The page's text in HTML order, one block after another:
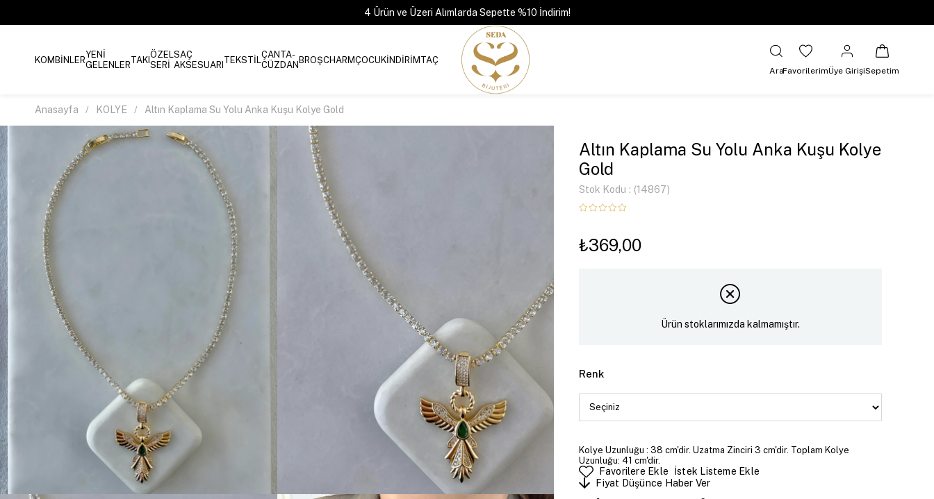
4 Ürün ve Üzeri Alımlarda Sepette %10 İndirim!
KOMBİNLERYENİ
GELENLERTAKIÖZEL
SERİ
SAÇ
AKSESUARI TEKSTİLÇANTA-
CÜZDANBROŞCHARMÇOCUKİNDİRİMTAÇ
AraFavorilerimÜye GirişiSepetim
Anasayfa KOLYE Altın Kaplama Su Yolu Anka Kuşu Kolye Gold
Altın Kaplama Su Yolu Anka Kuşu Kolye
Gold
Stok Kodu (14867)
₺369,00
Ürün stoklarımızda kalmamıştır.
Renk
Kolye Uzunluğu : 38 cm'dir. Uzatma Zinciri 3 cm'dir. Toplam Kolye
Uzunluğu: 41 cm'dir.
Favorilere Ekle
İstek Listeme Ekle
Fiyat Düşünce Haber Ver